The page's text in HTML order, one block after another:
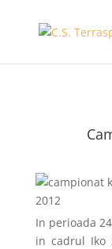
In perioada
in cadrul Iko